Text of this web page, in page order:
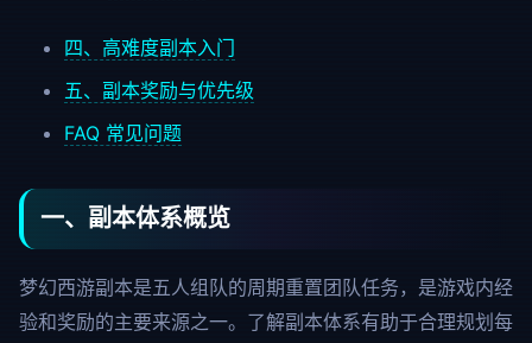
四、高难度副本入门
五、副本奖励与优先级
FAQ 常见问题
一、副本体系概览
梦幻西游副本是五人组队的周期重置团队任务，是游戏内经
验和奖励的主要来源之一。了解副本体系有助于合理规划每